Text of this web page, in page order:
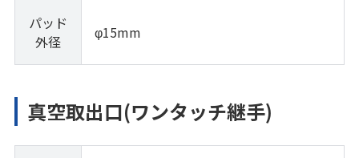
パッド
外径
φ15mm
真空取出口(ワンタッチ継手)